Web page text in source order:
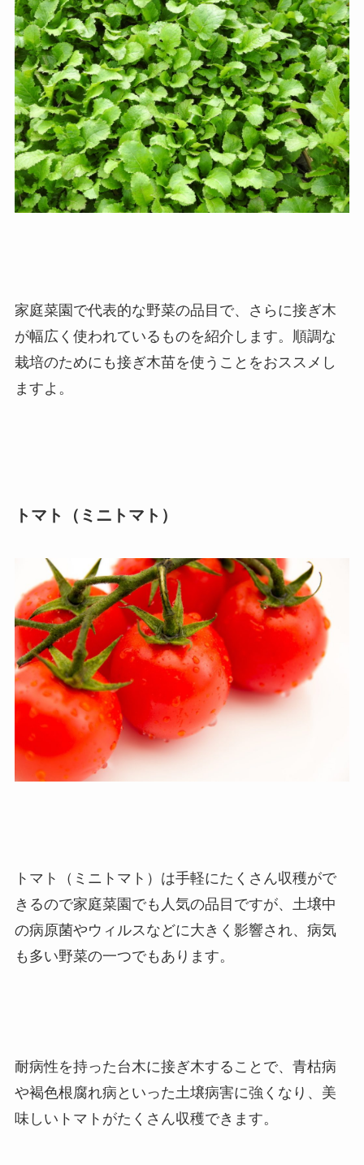
家庭菜園で代表的な野菜の品目で、さらに接ぎ木
が幅広く使われているものを紹介します。順調な
栽培のためにも接ぎ木苗を使うことをおススメし
ますよ。
トマト（ミニトマト）
トマト（ミニトマト）は手軽にたくさん収穫がで
きるので家庭菜園でも人気の品目ですが、 土壌中
の病原菌やウィルスなどに大きく影響され、病気
も多い野菜の一つでもあります。
耐病性を持った台木に接ぎ木することで、青枯病
や褐色根腐れ病といった土壌病害に強くなり、美
味しいトマトがたくさん収穫できます。